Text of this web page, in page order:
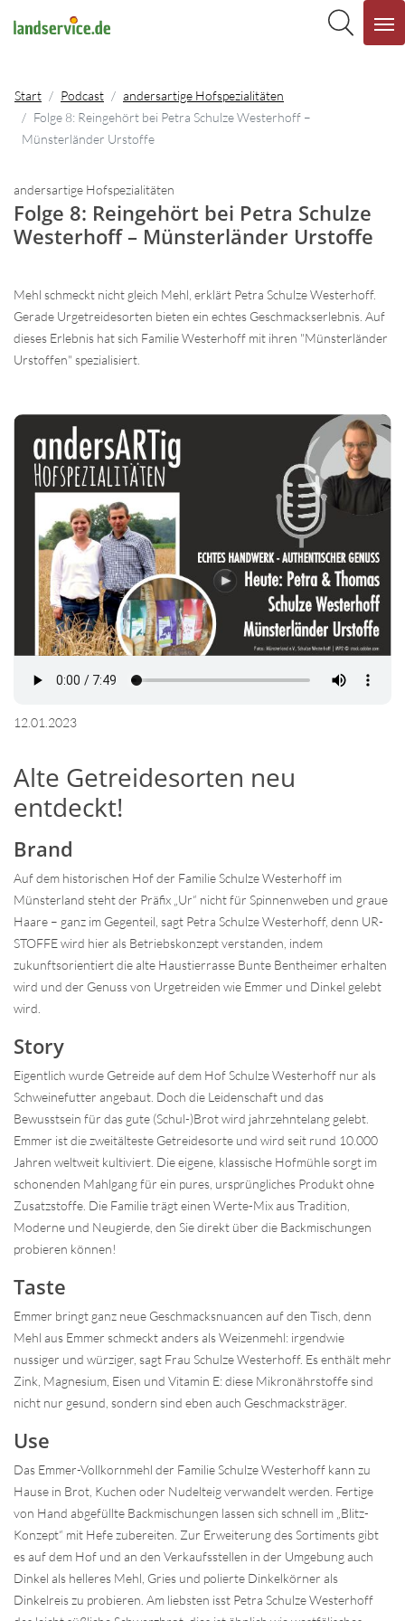
Start Podcast
andersartige Hofspezialitäten
Folge 8: Reingehört bei Petra Schulze Westerhoff –
Münsterländer Urstoffe
andersartige Hofspezialitäten
Folge 8: Reingehört bei Petra Schulze
Westerhoff – Münsterländer Urstoffe
Mehl schmeckt nicht gleich Mehl, erklärt Petra Schulze Westerhoff.
Gerade Urgetreidesorten bieten ein echtes Geschmackserlebnis. Auf
dieses Erlebnis hat sich Familie Westerhoff mit ihren "Münsterländer
Urstoffen" spezialisiert.
12.01.2023
Alte Getreidesorten neu
entdeckt!
Brand
Auf dem historischen Hof der Familie Schulze Westerhoff im
Münsterland steht der Präfix „Ur“ nicht für Spinnenweben und graue
Haare – ganz im Gegenteil, sagt Petra Schulze Westerhoff, denn UR-
STOFFE wird hier als Betriebskonzept verstanden, indem
zukunftsorientiert die alte Haustierrasse Bunte Bentheimer erhalten
wird und der Genuss von Urgetreiden wie Emmer und Dinkel gelebt
wird.
Story
Eigentlich wurde Getreide auf dem Hof Schulze Westerhoff nur als
Schweinefutter angebaut. Doch die Leidenschaft und das
Bewusstsein für das gute (Schul-)Brot wird jahrzehntelang gelebt.
Emmer ist die zweitälteste Getreidesorte und wird seit rund 10.000
Jahren weltweit kultiviert. Die eigene, klassische Hofmühle sorgt im
schonenden Mahlgang für ein pures, ursprüngliches Produkt ohne
Zusatzstoffe. Die Familie trägt einen Werte-Mix aus Tradition,
Moderne und Neugierde, den Sie direkt über die Backmischungen
probieren können!
Taste
Emmer bringt ganz neue Geschmacksnuancen auf den Tisch, denn
Mehl aus Emmer schmeckt anders als Weizenmehl: irgendwie
nussiger und würziger, sagt Frau Schulze Westerhoff. Es enthält mehr
Zink, Magnesium, Eisen und Vitamin E: diese Mikronährstoffe sind
nicht nur gesund, sondern sind eben auch Geschmacksträger.
Use
Das Emmer-Vollkornmehl der Familie Schulze Westerhoff kann zu
Hause in Brot, Kuchen oder Nudelteig verwandelt werden. Fertige
von Hand abgefüllte Backmischungen lassen sich schnell im „Blitz-
Konzept“ mit Hefe zubereiten. Zur Erweiterung des Sortiments gibt
es auf dem Hof und an den Verkaufsstellen in der Umgebung auch
Dinkel als helleres Mehl, Gries und polierte Dinkelkörner als
Dinkelreis zu probieren. Am liebsten isst Petra Schulze Westerhoff